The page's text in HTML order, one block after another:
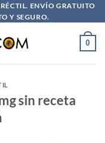
ENVÍO GRATUITO
Y SEGURO.
0
sin receta